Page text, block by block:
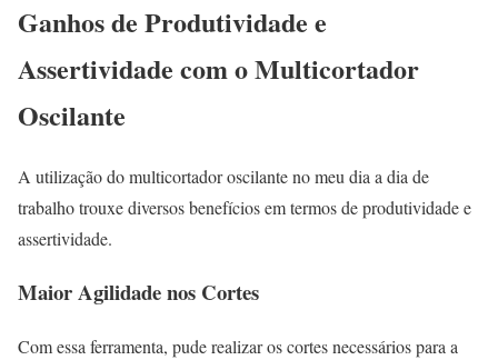
Ganhos de Produtividade e
Assertividade com o Multicortador
Oscilante
A utilização do multicortador oscilante no meu dia a dia de
trabalho trouxe diversos benefícios em termos de produtividade e
assertividade.
Maior Agilidade nos Cortes
Com essa ferramenta, pude realizar os cortes necessários para a